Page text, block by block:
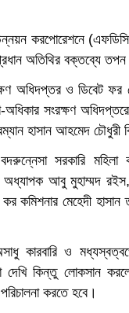
করপোরেশনে
প্রধান অতিথির বক্তব্যে
অধিদপ্তর ও ডিবেট
সংরক্ষণ
হাসান আহমেদ চৌধুরী
সরকারি
অধ্যাপক আবু মুহাম্মদ
কমিশনার মেহেদী
কারবারি ও
দেখি কিন্তু লোকসান
করতে হবে।